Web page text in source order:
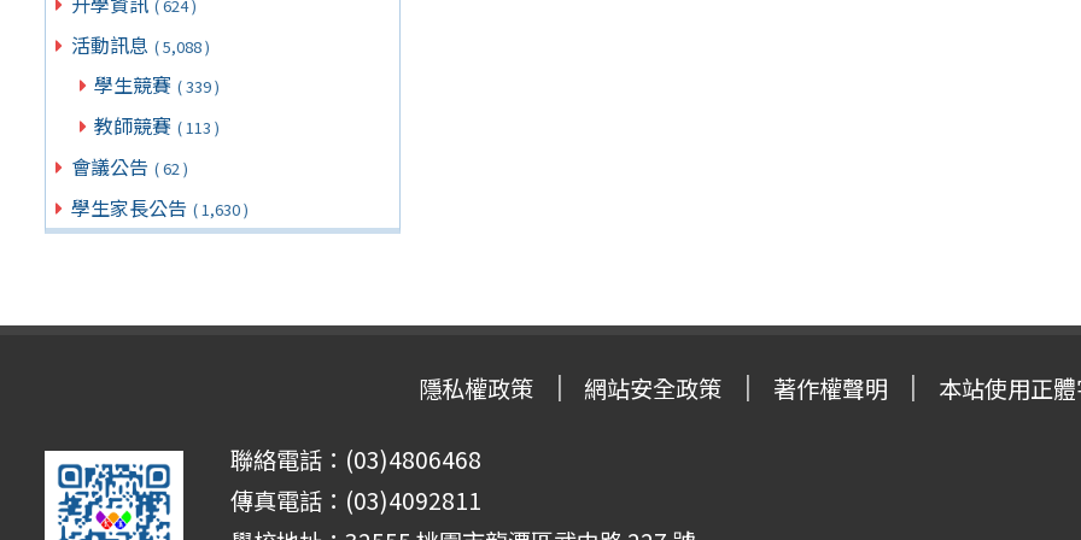
( 624 )
活動訊息 ( 5,088 )
學生競賽 ( 339 )
教師競賽 ( 113 )
會議公告 ( 62 )
學生家長公告 ( 1,630 )
隱私權政策 網站安全政策 著作權聲明 本站使用正
聯絡電話：(03)4806468
傳真電話：(03)4092811